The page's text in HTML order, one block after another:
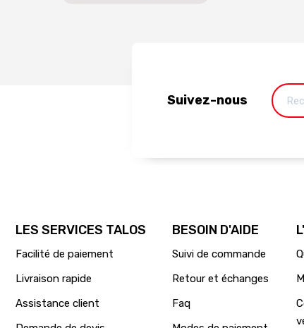
Suivez-nous
LES SERVICES TALOS
Facilité de paiement
Livraison rapide
Assistance client
BESOIN D'AIDE
Suivi de commande
Retour et échanges
Faq